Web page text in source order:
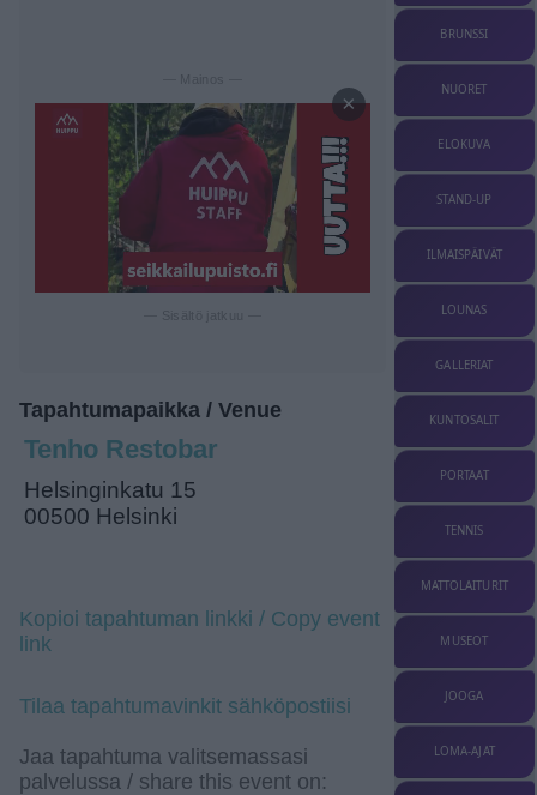
— Mainos —
×
Tapahtumapaikka / Venue
Tenho Restobar
Helsinginkatu 15
00500 Helsinki
Kopioi tapahtuman linkki / Copy event
link
Tilaa tapahtumavinkit sähköpostiisi
Jaa tapahtuma valitsemassasi
palvelussa / share this event on:
BRUNSSI
NUORET
ELOKUVA
STAND-UP
ILMAISPÄIVÄT
LOUNAS
GALLERIAT
KUNTOSALIT
PORTAAT
TENNIS
MATTOLAITURIT
MUSEOT
JOOGA
LOMA-AJAT